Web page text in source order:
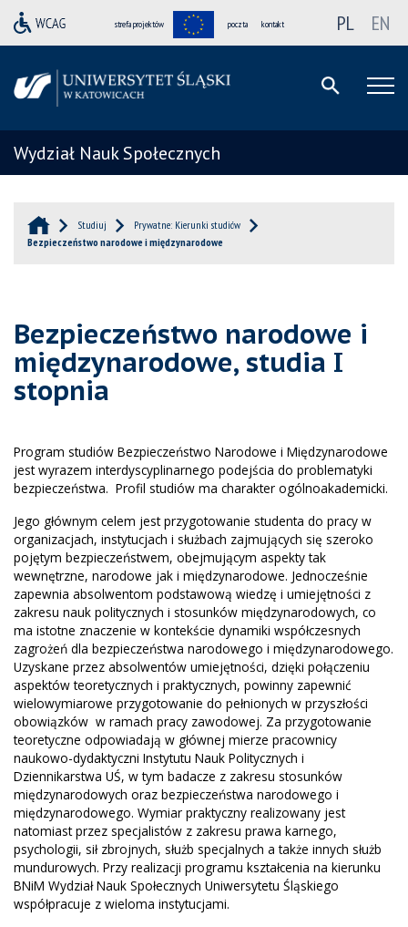
strefa projektów poczta kontakt PL EN
Wydział Nauk Społecznych
Studiuj
Prywatne: Kierunki studiów
Bezpieczeństwo narodowe i międzynarodowe
Bezpieczeństwo narodowe i
międzynarodowe, studia I
stopnia
Program studiów Bezpieczeństwo Narodowe i Międzynarodowe
jest wyrazem interdyscyplinarnego podejścia do problematyki
bezpieczeństwa. Profil studiów ma charakter ogólnoakademicki.
Jego głównym celem jest przygotowanie studenta do pracy w
organizacjach, instytucjach i służbach zajmujących się szeroko
pojętym bezpieczeństwem, obejmującym aspekty tak
wewnętrzne, narodowe jak i międzynarodowe. Jednocześnie
zapewnia absolwentom podstawową wiedzę i umiejętności z
zakresu nauk politycznych i stosunków międzynarodowych, co
ma istotne znaczenie w kontekście dynamiki współczesnych
zagrożeń dla bezpieczeństwa narodowego i międzynarodowego.
Uzyskane przez absolwentów umiejętności, dzięki połączeniu
aspektów teoretycznych i praktycznych, powinny zapewnić
wielowymiarowe przygotowanie do pełnionych w przyszłości
obowiązków w ramach pracy zawodowej. Za przygotowanie
teoretyczne odpowiadają w głównej mierze pracownicy
naukowo-dydaktyczni Instytutu Nauk Politycznych i
Dziennikarstwa UŚ, w tym badacze z zakresu stosunków
międzynarodowych oraz bezpieczeństwa narodowego i
międzynarodowego. Wymiar praktyczny realizowany jest
natomiast przez specjalistów z zakresu prawa karnego,
psychologii, sił zbrojnych, służb specjalnych a także innych służb
mundurowych. Przy realizacji programu kształcenia na kierunku
BNiM Wydział Nauk Społecznych Uniwersytetu Śląskiego
współpracuje z wieloma instytucjami.